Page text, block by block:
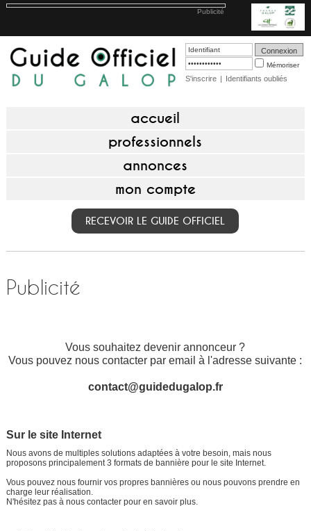
Publicité
Mémoriser
S'inscrire | Identifiants oubliés
accueil
professionnels
annonces
mon compte
RECEVOIR LE GUIDE OFFICIEL
Publicité
Vous souhaitez devenir annonceur ?
Vous pouvez nous contacter par email à l'adresse suivante :
contact@guidedugalop.fr
Sur le site Internet
Nous avons de multiples solutions adaptées à votre besoin, mais nous
proposons principalement 3 formats de bannière pour le site Internet.
Vous pouvez nous fournir vos propres bannières ou nous pouvons prendre en
charge leur réalisation.
N'hésitez pas à nous contacter pour en savoir plus.